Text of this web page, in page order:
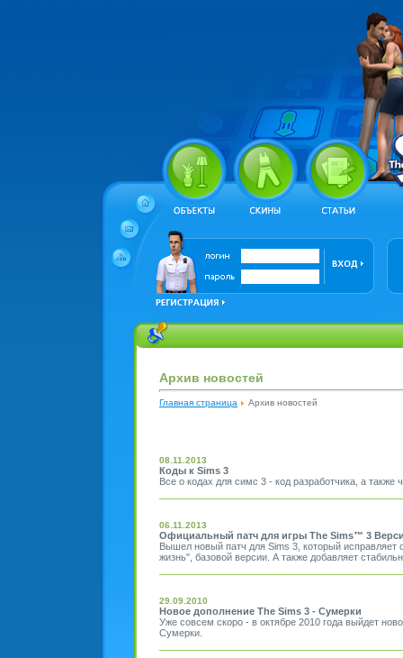
Архив новостей
Главная страница Архив новостей
08.11.2013
Коды к Sims 3
Все о кодах для симс 3 - код разработчика, а
06.11.2013
Официальный патч для игры The Sims™ 3
Вышел новый патч для Sims 3, который
жизнь", базовой версии. А также добавляет
29.09.2010
Новое дополнение The Sims 3 - Сумерки
Уже совсем скоро - в октябре 2010 года выйдет
Сумерки.